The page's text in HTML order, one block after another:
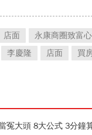
店面 永康商圈致富
李慶隆 店面 買
冤大頭 8大公式 3分鐘